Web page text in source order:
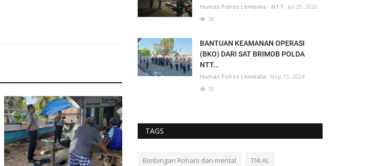
Humas Polres Lembata - NTT
Jul 29, 2026
58
BANTUAN KEAMANAN OPERASI
(BKO) DARI SAT BRIMOB POLDA
NTT...
Humas Polres Lembata
Nop 13, 2024
53
TAGS
Bimbingan Rohani dan mental TNI AL